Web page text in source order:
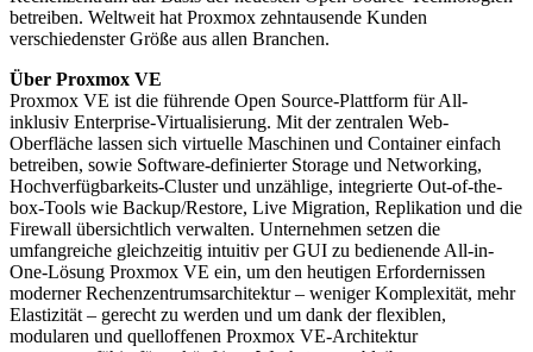
betreiben. Weltweit hat Proxmox zehntausende Kunden
verschiedenster Größe aus allen Branchen.
Über Proxmox VE
Proxmox VE ist die führende Open Source-Plattform für All-
inklusiv Enterprise-Virtualisierung. Mit der zentralen Web-
Oberfläche lassen sich virtuelle Maschinen und Container einfach
betreiben, sowie Software-definierter Storage und Networking,
Hochverfügbarkeits-Cluster und unzählige, integrierte Out-of-the-
box-Tools wie Backup/Restore, Live Migration, Replikation und die
Firewall übersichtlich verwalten. Unternehmen setzen die
umfangreiche gleichzeitig intuitiv per GUI zu bedienende All-in-
One-Lösung Proxmox VE ein, um den heutigen Erfordernissen
moderner Rechenzentrumsarchitektur – weniger Komplexität, mehr
Elastizität – gerecht zu werden und um dank der flexiblen,
modularen und quelloffenen Proxmox VE-Architektur